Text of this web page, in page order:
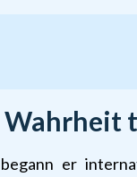
Wahrheit
er